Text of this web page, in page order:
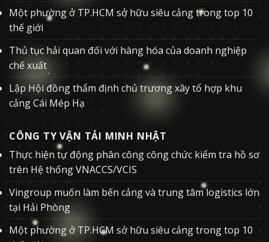
Một phường ở TP.HCM sở hữu siêu cảng trong top 10
thế giới
Thủ tục hải quan đối với hàng hóa của doanh nghiệp
chế xuất
Lập Hội đồng thẩm định chủ trương xây tổ hợp khu
cảng Cái Mép Hạ
CÔNG TY VẬN TẢI MINH NHẬT
Thực hiện tự động phân công công chức kiểm tra hồ sơ
trên Hệ thống VNACCS/VCIS
Vingroup muốn làm bến cảng và trung tâm logistics lớn
tại Hải Phòng
Một phường ở TP.HCM sở hữu siêu cảng trong top 10